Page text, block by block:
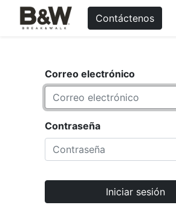
Contáctenos
Correo electrónico
Contraseña
Iniciar sesión